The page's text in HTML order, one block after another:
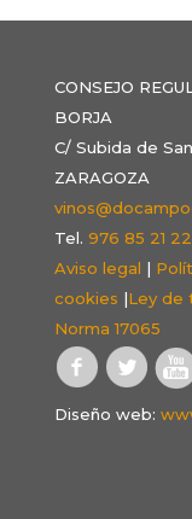
CONSEJO
BORJA
C/ Subida de
ZARAGOZA
Tel. 976 85 21 22
Aviso legal |
cookies |Ley de
Norma 17065
Diseño web: